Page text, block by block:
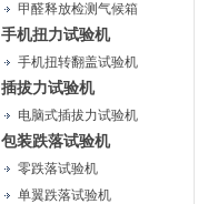
甲醛释放检测气候箱
手机扭力试验机
手机扭转翻盖试验机
插拔力试验机
电脑式插拔力试验机
包装跌落试验机
零跌落试验机
单翼跌落试验机